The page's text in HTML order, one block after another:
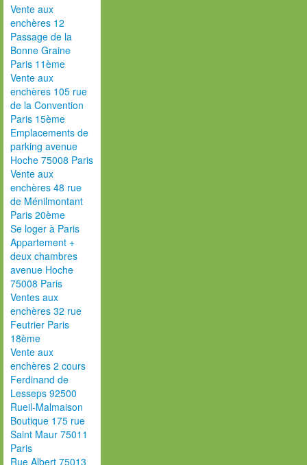
Vente aux
enchères 12
Passage de la
Bonne Graine
Paris 11ème
Vente aux
enchères 105 rue
de la Convention
Paris 15ème
Emplacements de
parking avenue
Hoche 75008 Paris
Vente aux
enchères 48 rue
de Ménilmontant
Paris 20ème
Se loger à Paris
Appartement +
deux chambres
avenue Hoche
75008 Paris
Ventes aux
enchères 32 rue
Feutrier Paris
18ème
Vente aux
enchères 2 cours
Ferdinand de
Lesseps 92500
Rueil-Malmaison
Boutique 175 rue
Saint Maur 75011
Paris
Rue Albert 75013